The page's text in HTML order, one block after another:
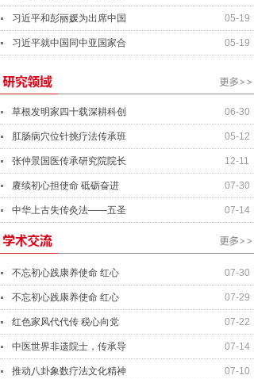
05-19
习近平和彭丽媛为出席中国
05-19
习近平就中国同中亚国家合
06-30
草根发明家四十载深耕科创
05-12
肛肠病穴位针挑疗法传承班
12-11
张仲景国医传承研究院院长
07-30
赓续初心担使命 砥砺奋进
07-14
中华上古失传灸法——五圣
07-30
不忘初心践康养使命 红心
07-29
不忘初心践康养使命 红心
07-22
红色家风代代传 税心向党
07-14
中医世界非遗院士，传承导
07-10
推动八卦象数疗法文化精神